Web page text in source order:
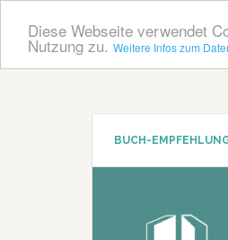
Diese Webseite verwendet
Nutzung zu. Weitere Infos zum
Zum
Zur
BUCH-